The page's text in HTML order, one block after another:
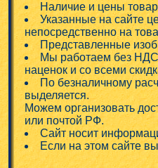
Наличие и цены
Указанные на сайте
непосредственно на
Представленные
Мы работаем без
наценок и со всеми
По безналичному
выделяется.
Можем организовать
или почтой РФ.
Сайт носит
Если на этом сайте